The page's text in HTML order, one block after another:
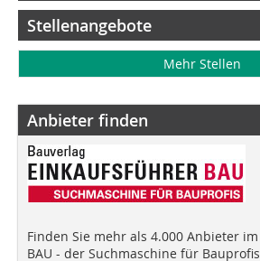
Stellenangebote
Mehr Stellen
Anbieter finden
Finden Sie mehr als 4.000 Anbieter im
BAU - der Suchmaschine für